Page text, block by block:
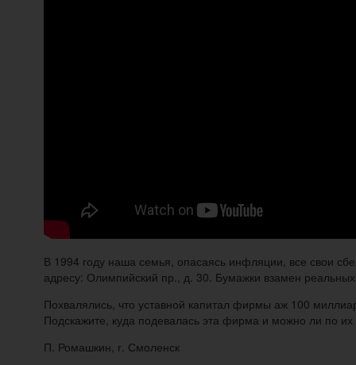
В 1994 году наша семья, опасаясь инфляции, все свои
адресу: Олимпийский пр., д. 30. Бумажки взамен
Похвалялись, что уставной капитал фирмы аж 100
Подскажите, куда подевалась эта фирма и можно ли по
П. Ромашкин, г. Смоленск